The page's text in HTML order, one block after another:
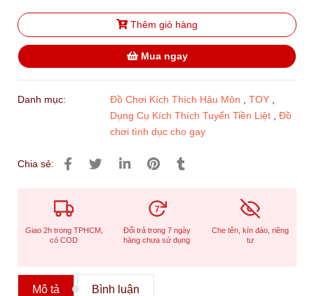
Thêm giỏ hàng
Mua ngay
Danh mục: Đồ Chơi Kích Thích Hậu Môn TOY
Dụng Cụ Kích Thích Tuyến Tiền Liệt
Đồ
chơi tình dục cho gay
Chia sẻ:
Giao 2h trong TPHCM,
có COD
7
Đổi trả trong 7 ngày
hàng chưa sử dụng
Che tên, kín đáo, riêng
tư
Mô tả Bình luận